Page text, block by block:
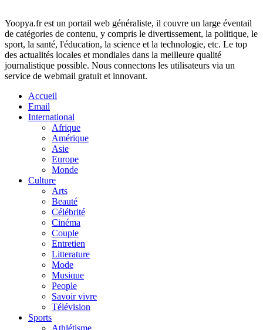
Yoopya.fr est un portail web généraliste, il couvre un large éventail
de catégories de contenu, y compris le divertissement, la politique, le
sport, la santé, l'éducation, la science et la technologie, etc. Le top
des actualités locales et mondiales dans la meilleure qualité
journalistique possible. Nous connectons les utilisateurs via un
service de webmail gratuit et innovant.
Accueil
Email
International
Afrique
Amérique
Asie
Europe
Monde
Culture
Arts
Beauté
Célébrité
Cinéma
Couple
Entretien
Litterature
Mode
Musique
People
Savoir vivre
Télévision
Sports
Athlétisme